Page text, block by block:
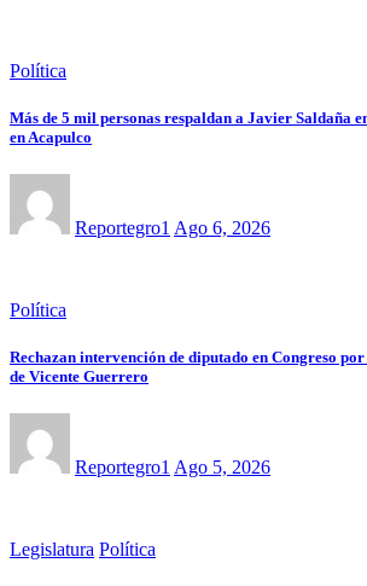
Política
Más de 5 mil personas respaldan a Javier Saldaña
en Acapulco
Reportegro1 Ago 6, 2026
Política
Rechazan intervención de diputado en Congreso
de Vicente Guerrero
Reportegro1 Ago 5, 2026
Legislatura Política